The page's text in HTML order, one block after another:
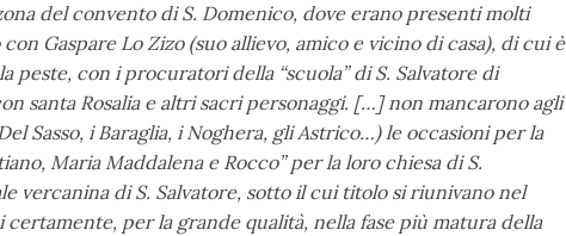
del convento di S. Domenico, dove erano presenti molti
Gaspare Lo Zizo (suo allievo, amico e vicino di casa), di cui è
peste, con i procuratori della “scuola” di S. Salvatore di
santa Rosalia e altri sacri personaggi. […] non mancarono agli
Sasso, i Baraglia, i Noghera, gli Astrico…) le occasioni per la
Maria Maddalena e Rocco” per la loro chiesa di S.
vercanina di S. Salvatore, sotto il cui titolo si riunivano nel
certamente, per la grande qualità, nella fase più matura della